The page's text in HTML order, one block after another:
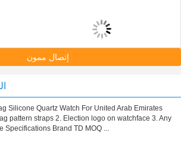
إتصال ممون
Silicone Quartz Watch For United Arab Emirates
pattern straps 2. Election logo on watchface 3. Any
Specifications Brand TD MOQ ...